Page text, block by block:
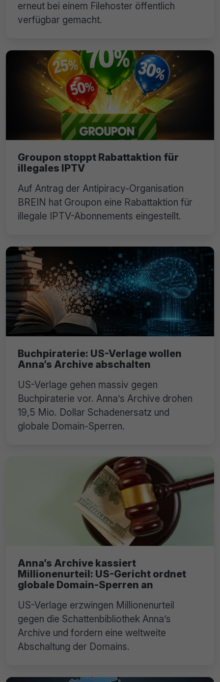
erneut bei einem Filehoster öffentlich
verfügbar gemacht.
Groupon stoppt Rabattaktion für
illegales IPTV
Auf Antrag der Antipiracy-Organisation
BREIN hat Groupon eine Rabattaktion für
illegale IPTV-Abonnements eingestellt.
Buchpiraterie: US-Verlage wollen
Anna’s Archive abschalten
US-Verlage gehen massiv gegen
Buchpiraterie vor. Anna’s Archive drohen
19,5 Mio. Dollar Schadenersatz und
globale Domain-Sperren.
Anna’s Archive kassiert
Millionenurteil: US-Gericht ordnet
globale Domain-Sperren an
US-Verlage erzwingen Millionenurteil
gegen die Schattenbibliothek Anna’s
Archive und fordern eine weltweite
Abschaltung der Domains.